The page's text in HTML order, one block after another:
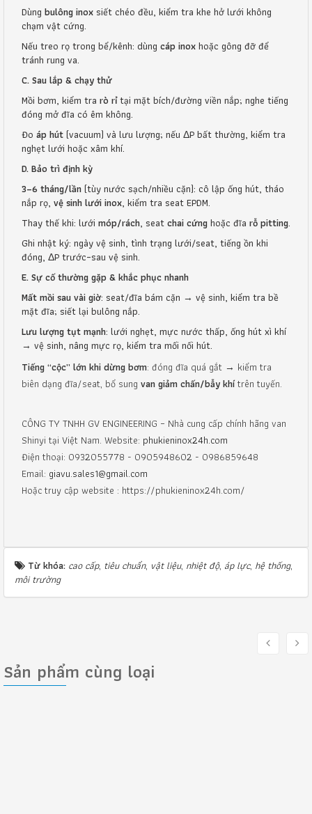
Dùng bulông inox siết chéo đều, kiểm tra khe hở lưới không
chạm vật cứng.
Nếu treo rọ trong bể/kênh: dùng cáp inoxhoặc gông đỡ để
tránh rung va.
C. Sau lắp & chạy thử
Mồi bơm, kiểm tra rò rỉtại mặt bích/đường viền nắp; nghe tiếng
đóng mở đĩa có êm không.
Đo áp hút(vacuum) và lưu lượng; nếu ΔP bất thường, kiểm tra
nghẹt lưới hoặc xâm khí.
D. Bảo trì định kỳ
3–6 tháng/lần(tùy nước sạch/nhiều cặn): cô lập ống hút, tháo
nắp rọ, vệ sinh lưới inox, kiểm tra seat EPDM.
Thay thế khi: lưới móp/rách, seatchai cứnghoặc đĩa rỗ pitting.
Ghi nhật ký: ngày vệ sinh, tình trạng lưới/seat, tiếng ồn khi
đóng, ΔP trước–sau vệ sinh.
E. Sự cố thường gặp & khắc phục nhanh
Mất mồi sau vài giờ: seat/đĩa bám cặn → vệ sinh, kiểm tra bề
mặt đĩa; siết lại bulông nắp.
Lưu lượng tụt mạnh: lưới nghẹt, mực nước thấp, ống hút xì khí
→ vệ sinh, nâng mực rọ, kiểm tra mối nối hút.
Tiếng “cộc” lớn khi dừng bơm: đóng đĩa quá gắt → kiểm tra
biên dạng đĩa/seat, bổ sung van giảm chấn/bẫy khítrên tuyến.
CÔNG TY TNHH GV ENGINEERING – Nhà cung cấp chính hãng van
Shinyi tại Việt Nam. Website: phukieninox24h.com
Điện thoại: 0932055778 - 0905948602 - 0986859648
Email: giavu.sales1@gmail.com
Hoặc truy cập website : https://phukieninox24h.com/
Từ khóa: cao cấp, tiêu chuẩn, vật liệu, nhiệt độ, áp lực, hệ thống,
môi trường
Sản phẩm cùng loại